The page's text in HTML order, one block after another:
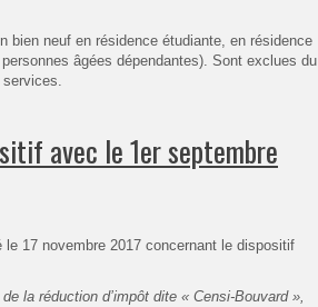
bien neuf en résidence étudiante, en résidence
âgées dépendantes). Sont exclues du
avec le 1er septembre
le 17 novembre 2017 concernant le dispositif
la réduction d’impôt dite « Censi-Bouvard »,